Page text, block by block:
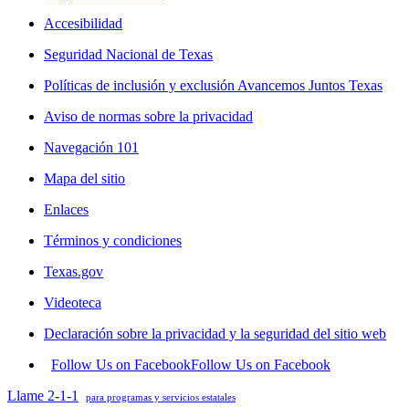
Accesibilidad
Seguridad Nacional de Texas
Políticas de inclusión y exclusión Avancemos Juntos Texas
Aviso de normas sobre la privacidad
Navegación 101
Mapa del sitio
Enlaces
Términos y condiciones
Texas.gov
Videoteca
Declaración sobre la privacidad y la seguridad del sitio web
Follow Us on FacebookFollow Us on Facebook
Llame 2-1-1
para programas y servicios estatales